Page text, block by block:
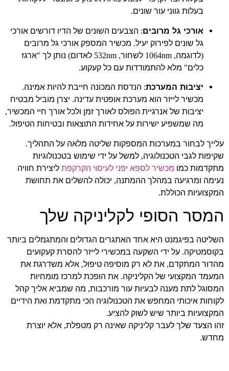
בעלות גווני עור שונים.
אורכי גל מרובים: הצבעים השונים של הדיו דורשים אורכי
גל שונים לפירוק יעיל. מכשיר המספק אורכי גל מרובים
(לדוגמה, 1064nm לשחור, 532nm לאדום) נותן לך "ארגז
כלים" מלא להתמודדות עם כל קעקוע.
יציבות המערכת: הנדסת המכונה חייבת להיות אמינה.
מכשיר לייזר הוא מערכת אופטית עדינה. יצרן מוביל מבטיח
יציבות של אנרגיית הפולס לאורך זמן ולכל אורך חיי המכשיר,
מה שמשפיע ישירות על אחידות התוצאות ובטיחות הטיפול.
עלייך לבחור במערכות המספקות שליטה מלאה על התהליך.
שקיפות לגבי הטכנולוגיה, למשל על ידי שימוש בטכנולוגיות
מתקדמות כמו מכשיר לספא יפני לעיסוי הקרקפת ליצירת חוויה
נעימה ומרגיעה במהלך ההמתנה, יכולה להשלים את תחושת
המקצועיות הכוללת.
המסר הסופי לקליניקה שלך
השליטה בפיגמנט היא אחד האתגרים הגדולים והמתגמלים ביותר
בקוסמטיקה. על ידי השקעה במכשירי לייזר להסרת קעקועים
מהדור המתקדם, את לא רק מוסיפה טיפול, אלא משדרגת את
המעמד המקצועי של הקליניקה. את הופכת למרכז מומחיות
המסוגל לתת מענה לבעיות עור מורכבות, מה שמביא אליך קהל
לקוחות איכותי המחפש את הטכנולוגיה הכי מתקדמת ואת הידיים
המקצועיות ביותר שיש לשוק להציע.
זהו הצעד שלך לעבר קליניקה שאינה רק מטפלת, אלא יוצרת
מחדש.